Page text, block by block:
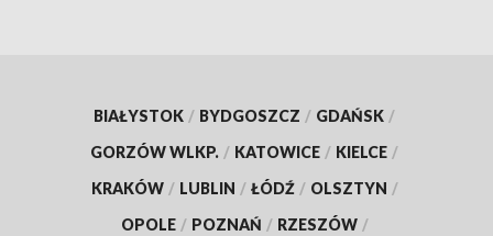
BIAŁYSTOK / BYDGOSZCZ / GDAŃSK /
GORZÓW WLKP. / KATOWICE / KIELCE /
KRAKÓW / LUBLIN / ŁÓDŹ / OLSZTYN /
OPOLE / POZNAŃ / RZESZÓW /